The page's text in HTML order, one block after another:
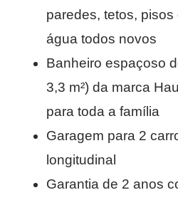
paredes, tetos,
água todos novos
Banheiro espaçoso
3,3 m²) da marca
para toda a família
Garagem para 2
longitudinal
Garantia de 2 anos